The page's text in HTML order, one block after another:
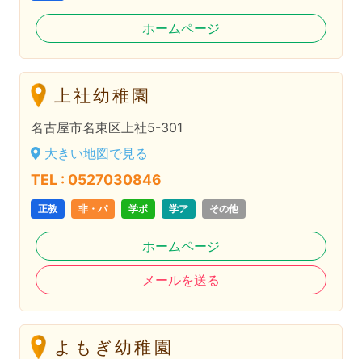
ホームページ
上社幼稚園
名古屋市名東区上社5-301
大きい地図で見る
TEL : 0527030846
正教 非・パ 学ボ 学ア その他
ホームページ
メールを送る
よもぎ幼稚園